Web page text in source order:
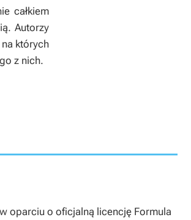
całkiem
Autorzy
których
z nich.
oparciu o oficjalną licencję Formula